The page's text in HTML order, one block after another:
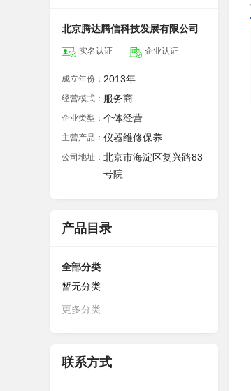
北京腾达腾信科技发展有限公司
实名认证 企业认证
成立年份： 2013年
经营模式： 服务商
企业类型： 个体经营
主营产品： 仪器维修保养
公司地址： 北京市海淀区复兴路83
号院
产品目录
全部分类
暂无分类
更多分类
联系方式